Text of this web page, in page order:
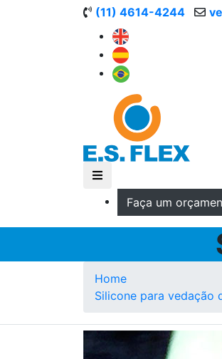
(11) 4614-4244
Faça um
Home
Silicone para vedação